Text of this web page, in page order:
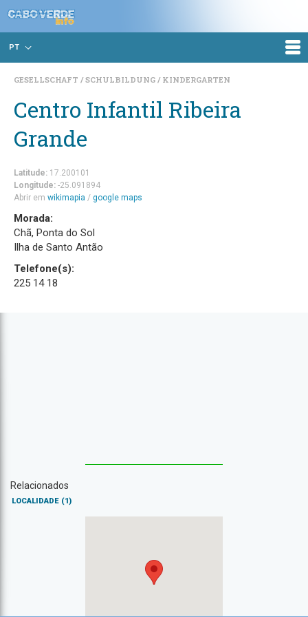
PT
GESELLSCHAFT SCHULBILDUNG KINDERGARTEN
Centro Infantil Ribeira
Grande
Latitude: 17.200101
Longitude: -25.091894
Abrir em wikimapia / google maps
Morada:
Chã, Ponta do Sol
Ilha de Santo Antão
Telefone(s):
225 14 18
Relacionados
LOCALIDADE (1)